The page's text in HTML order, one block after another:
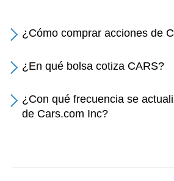
¿Cómo comprar acciones de
¿En qué bolsa cotiza CARS?
¿Con qué frecuencia se
de Cars.com Inc?